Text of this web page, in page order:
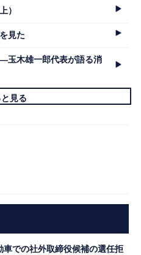
）
見た
玉木雄一郎代表が語る消
見る
車での社外取締役候補の選任拒